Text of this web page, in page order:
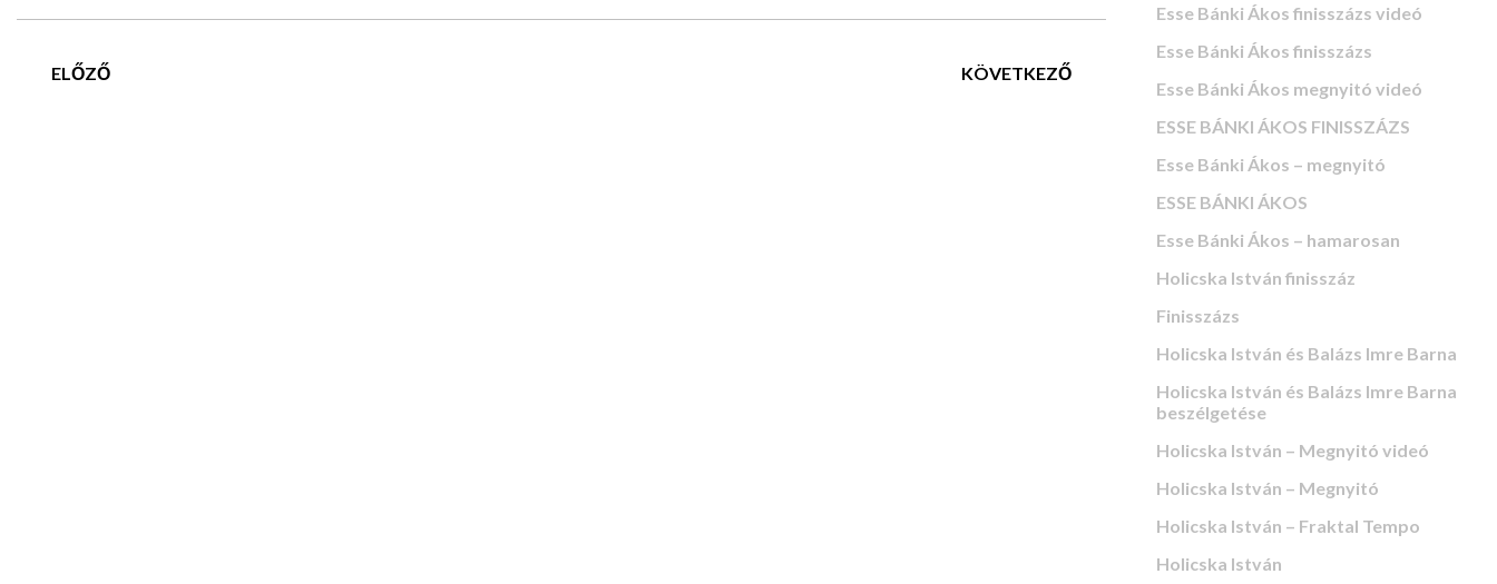
ELŐZŐ KÖVETKEZŐ
Esse Bánki Ákos finisszázs videó
Esse Bánki Ákos finisszázs
Esse Bánki Ákos megnyitó videó
ESSE BÁNKI ÁKOS FINISSZÁZS
Esse Bánki Ákos – megnyitó
ESSE BÁNKI ÁKOS
Esse Bánki Ákos – hamarosan
Holicska István finisszáz
Finisszázs
Holicska István és Balázs Imre Barna
Holicska István és Balázs Imre Barna
beszélgetése
Holicska István – Megnyitó videó
Holicska István – Megnyitó
Holicska István – Fraktal Tempo
Holicska István